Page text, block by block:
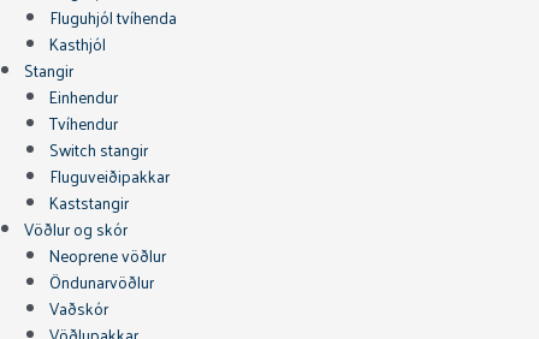
Fluguhjól tvíhenda
Kasthjól
Stangir
Einhendur
Tvíhendur
Switch stangir
Fluguveiðipakkar
Kaststangir
Vöðlur og skór
Neoprene vöðlur
Öndunarvöðlur
Vaðskór